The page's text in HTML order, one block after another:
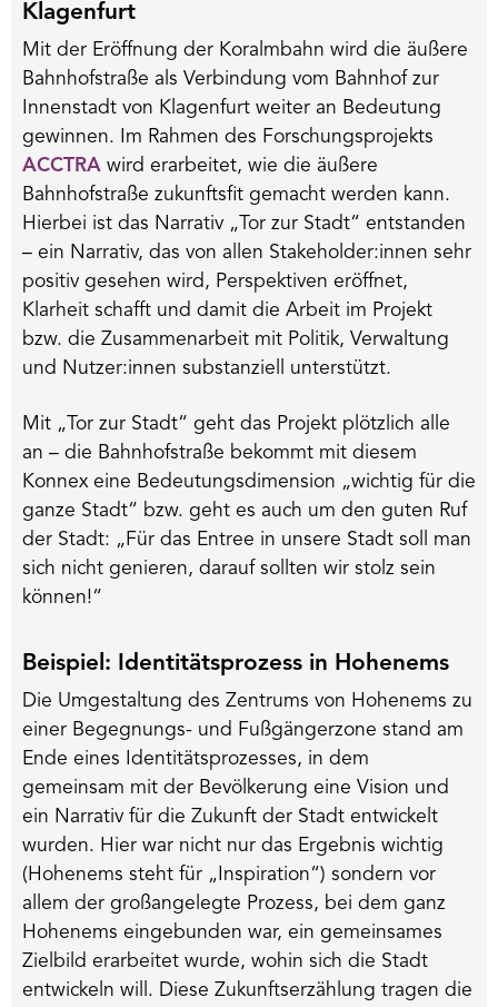
Klagenfurt
Mit der Eröffnung der Koralmbahn wird die äußere
Bahnhofstraße als Verbindung vom Bahnhof zur
Innenstadt von Klagenfurt weiter an Bedeutung
gewinnen. Im Rahmen des Forschungsprojekts
ACCTRA wird erarbeitet, wie die äußere
Bahnhofstraße zukunftsfit gemacht werden kann.
Hierbei ist das Narrativ „Tor zur Stadt“ entstanden
– ein Narrativ, das von allen Stakeholder:innen sehr
positiv gesehen wird, Perspektiven eröffnet,
Klarheit schafft und damit die Arbeit im Projekt
bzw. die Zusammenarbeit mit Politik, Verwaltung
und Nutzer:innen substanziell unterstützt.
Mit „Tor zur Stadt“ geht das Projekt plötzlich alle
an – die Bahnhofstraße bekommt mit diesem
Konnex eine Bedeutungsdimension „wichtig für die
ganze Stadt“ bzw. geht es auch um den guten Ruf
der Stadt: „Für das Entree in unsere Stadt soll man
sich nicht genieren, darauf sollten wir stolz sein
können!“
Beispiel: Identitätsprozess in Hohenems
Die Umgestaltung des Zentrums von Hohenems zu
einer Begegnungs- und Fußgängerzone stand am
Ende eines Identitätsprozesses, in dem
gemeinsam mit der Bevölkerung eine Vision und
ein Narrativ für die Zukunft der Stadt entwickelt
wurden. Hier war nicht nur das Ergebnis wichtig
(Hohenems steht für „Inspiration“) sondern vor
allem der großangelegte Prozess, bei dem ganz
Hohenems eingebunden war, ein gemeinsames
Zielbild erarbeitet wurde, wohin sich die Stadt
entwickeln will. Diese Zukunftserzählung tragen die